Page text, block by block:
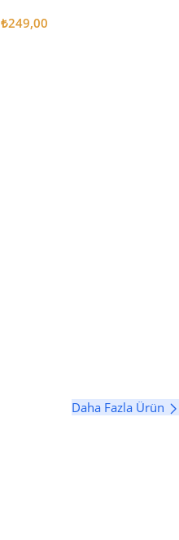
₺249,00
Daha Fazla Ürün